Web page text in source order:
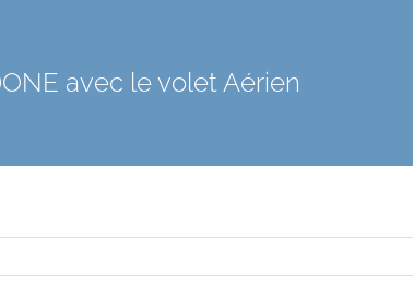
avec le volet Aérien